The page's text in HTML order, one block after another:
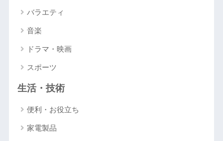
バラエティ
音楽
ドラマ・映画
スポーツ
生活・技術
便利・お役立ち
家電製品